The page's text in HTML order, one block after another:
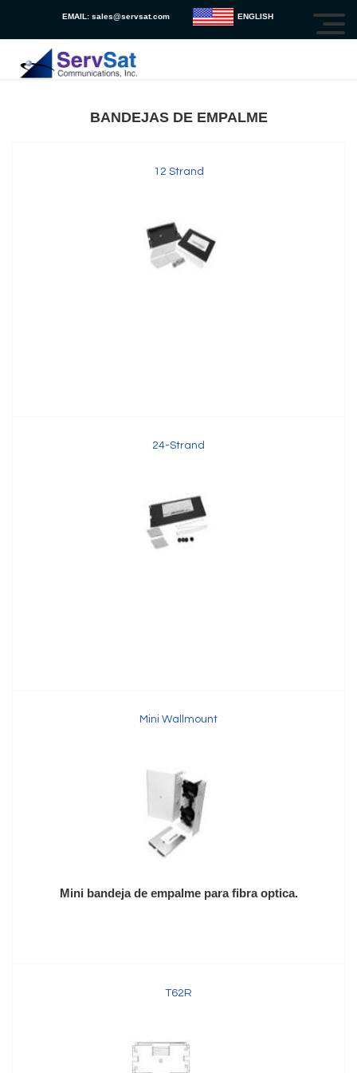
EMAIL: sales@servsat.com ENGLISH
BANDEJAS DE EMPALME
12 Strand
24-Strand
Mini Wallmount
Mini bandeja de empalme para fibra optica.
T62R